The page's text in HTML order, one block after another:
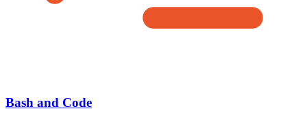
Bash and Code